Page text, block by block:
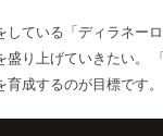
している「ディラネー
り上げていきたい。
成するのが目標です。